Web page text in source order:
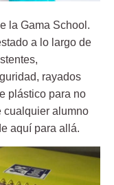
la Gama School .
a lo largo de
rayados
plástico para no
cualquier alumno
aquí para allá.